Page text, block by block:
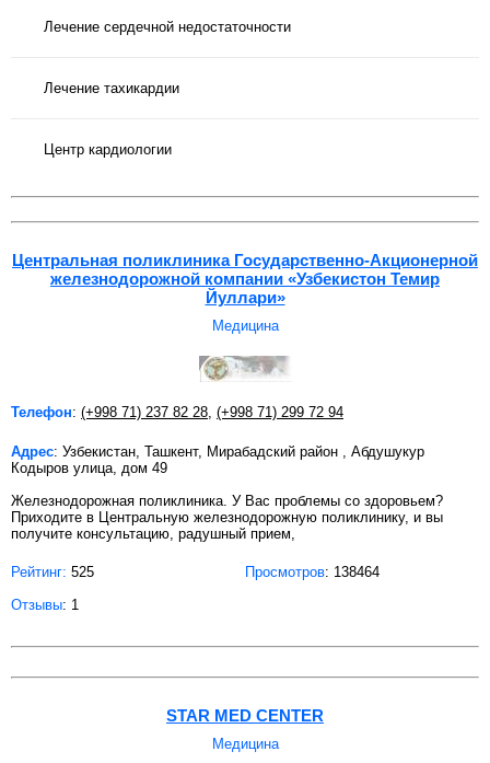
Лечение сердечной недостаточности
Лечение тахикардии
Центр кардиологии
Центральная поликлиника Государственно-Акционерной
железнодорожной компании «Узбекистон Темир
Йуллари»
Медицина
Телефон: (+998 71) 237 82 28, (+998 71) 299 72 94
Адрес: Узбекистан, Ташкент, Мирабадский район , Абдушукур
Кодыров улица, дом 49
Железнодорожная поликлиника. У Вас проблемы со здоровьем?
Приходите в Центральную железнодорожную поликлинику, и вы
получите консультацию, радушный прием,
Рейтинг: 525 Просмотров: 138464
Отзывы: 1
STAR MED CENTER
Медицина